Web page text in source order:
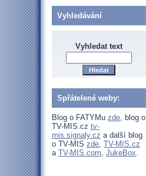
Vyhledávání
Vyhledat text
Spřátelené weby:
Blog o FATYMu zde, blog o
TV-MIS.cz tv-
mis.signaly.cz a další blog
o TV-MIS zde, TV-MIS.cz
a TV-MIS.com, JukeBox.